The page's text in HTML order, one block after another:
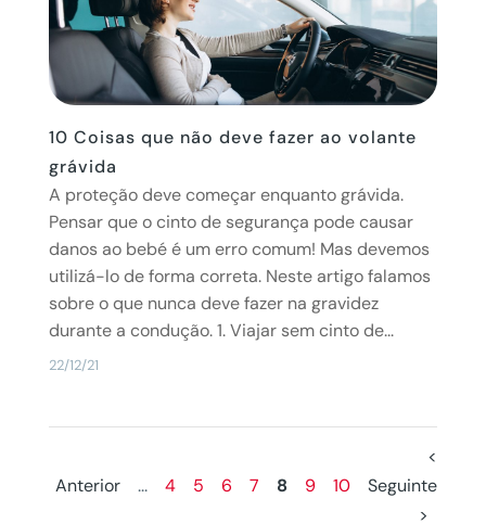
10 Coisas que não deve fazer ao volante
grávida
22/12/21
A proteção deve começar enquanto grávida.
Pensar que o cinto de segurança pode causar
danos ao bebé é um erro comum! Mas devemos
utilizá-lo de forma correta. Neste artigo falamos
sobre o que nunca deve fazer na gravidez
durante a condução. 1. Viajar sem cinto de...
<
Anterior
... 4 5 6 7 8 9 10
Seguinte
>